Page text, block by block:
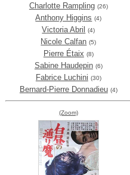
Charlotte Rampling (26)
Anthony Higgins (4)
Victoria Abril (4)
Nicole Calfan (5)
Pierre Étaix (8)
Sabine Haudepin (6)
Fabrice Luchini (30)
Bernard-Pierre Donnadieu (4)
(Zoom)